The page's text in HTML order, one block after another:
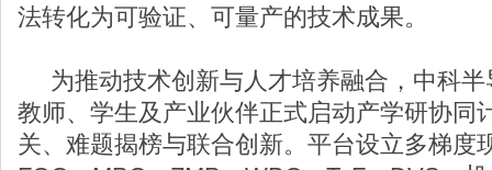
法转化为可验证、可量产的技术成果。
为推动技术创新与人才培养融合，中科半
教师、学生及产业伙伴正式启动产学研协同
关、难题揭榜与联合创新。平台设立多梯度